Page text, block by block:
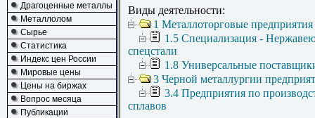
Драгоценные металлы
Металлолом
Сырье
Статистика
Индекс цен России
Мировые цены
Цены на биржах
Вопрос месяца
Публикации
Виды деятельности:
1 Металлоторговые
1.5 Специализация -
спецстали
1.8 Универсальные
3 Черной металлургии
3.4 Предприятия по
сплавов